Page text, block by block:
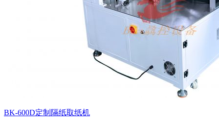
BK-600D定制隔纸取纸机